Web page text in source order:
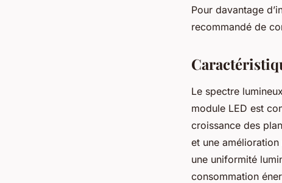
Pour davantage
recommandé de
Le spectre
module LED est
croissance des
et une
une uniformité
consommation